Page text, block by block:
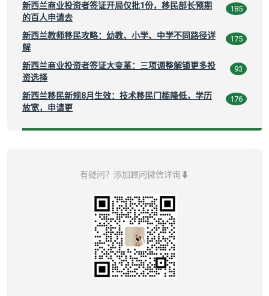
新西兰商业投资者签证开局仅批1份，移民部长预期
的百人申请去
185
新西兰教师移民攻略：幼教、小学、中学不同路径详
解
175
新西兰商业投资者签证大变革：三项调整解锁更多投
资选择
93
新西兰移民新规8月生效：技术移民门槛降低，学历
放宽，申请更
176
有疑问？添加顾问微信详询⬇